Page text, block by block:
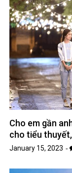
Cho em gần
cho tiểu
January 15, 2023